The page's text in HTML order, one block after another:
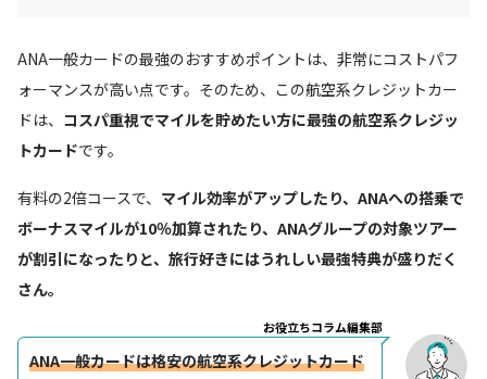
ANA一般カードの最強のおすすめポイントは、非常にコストパフ
ォーマンスが高い点です。そのため、この航空系クレジットカー
ドは、 コスパ重視でマイルを貯めたい方に最強の航空系クレジッ
トカードです。
有料の2倍コースで、 マイル効率がアップしたり、ANAへの搭乗で
ボーナスマイルが10％加算されたり、ANAグループの対象ツアー
が割引になったりと、旅行好きにはうれしい最強特典が盛りだく
さん。
お役立ちコラム編集部
ANA一般カードは格安の航空系クレジットカード